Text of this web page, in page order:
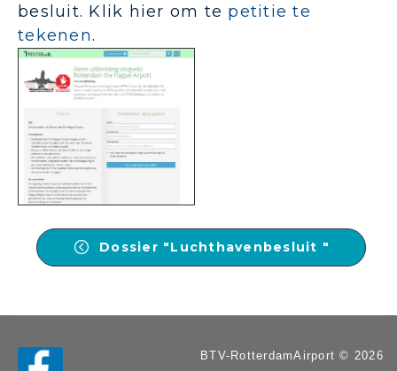
besluit. Klik hier om te petitie te
tekenen.
Dossier "Luchthavenbesluit "
BTV-RotterdamAirport © 2026